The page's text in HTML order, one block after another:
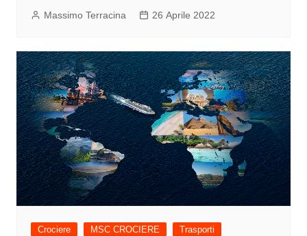
Massimo Terracina 26 Aprile 2022
Crociere MSC CROCIERE Trasporti